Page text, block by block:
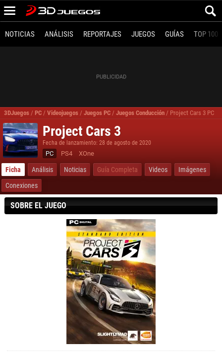
NOTICIAS ANÁLISIS REPORTAJES JUEGOS GUÍAS TOP 100
3DJuegos / PC / Videojuegos / Juegos PC / Juegos Conducción / Project Cars 3 PC
Project Cars 3
Fecha de lanzamiento: 28 de agosto de 2020
PC PS4 XOne
Ficha Análisis Noticias Guía Completa Videos
Imágenes
Conexiones
SOBRE EL JUEGO